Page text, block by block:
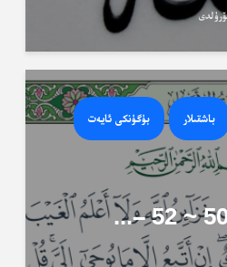
باشقىلار بۈگۈنكى ئايەت